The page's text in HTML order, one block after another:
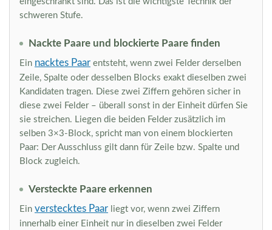
schweren Stufe.
Nackte Paare und blockierte Paare finden
Ein nacktes Paar entsteht, wenn zwei Felder derselben
Zeile, Spalte oder desselben Blocks exakt dieselben zwei
Kandidaten tragen. Diese zwei Ziffern gehören sicher in
diese zwei Felder – überall sonst in der Einheit dürfen Sie
sie streichen. Liegen die beiden Felder zusätzlich im
selben 3×3-Block, spricht man von einem blockierten
Paar: Der Ausschluss gilt dann für Zeile bzw. Spalte und
Block zugleich.
Versteckte Paare erkennen
Ein verstecktes Paar liegt vor, wenn zwei Ziffern
innerhalb einer Einheit nur in dieselben zwei Felder